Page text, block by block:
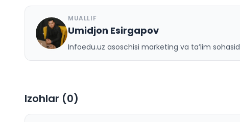
U
MUALLIF
Umidjon Esirgapov
Infoedu.uz asoschisi marketing va ta’lim
Izohlar (0)